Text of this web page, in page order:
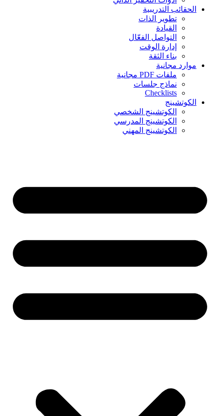
الحقائب التدريبية
تطوير الذات
القيادة
التواصل الفعّال
إدارة الوقت
بناء الثقة
موارد مجانية
ملفات PDF مجانية
نماذج جلسات
Checklists
الكوتشينج
الكوتشينج الشخصي
الكوتشينج المدرسي
الكوتشينج المهني